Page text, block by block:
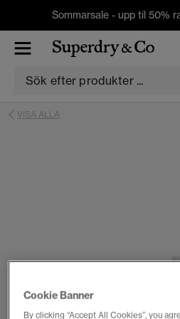
Sommarsale - upp til 50%
VISA ALLA
Cookie Banner
By clicking “Accept All Cookies”, you